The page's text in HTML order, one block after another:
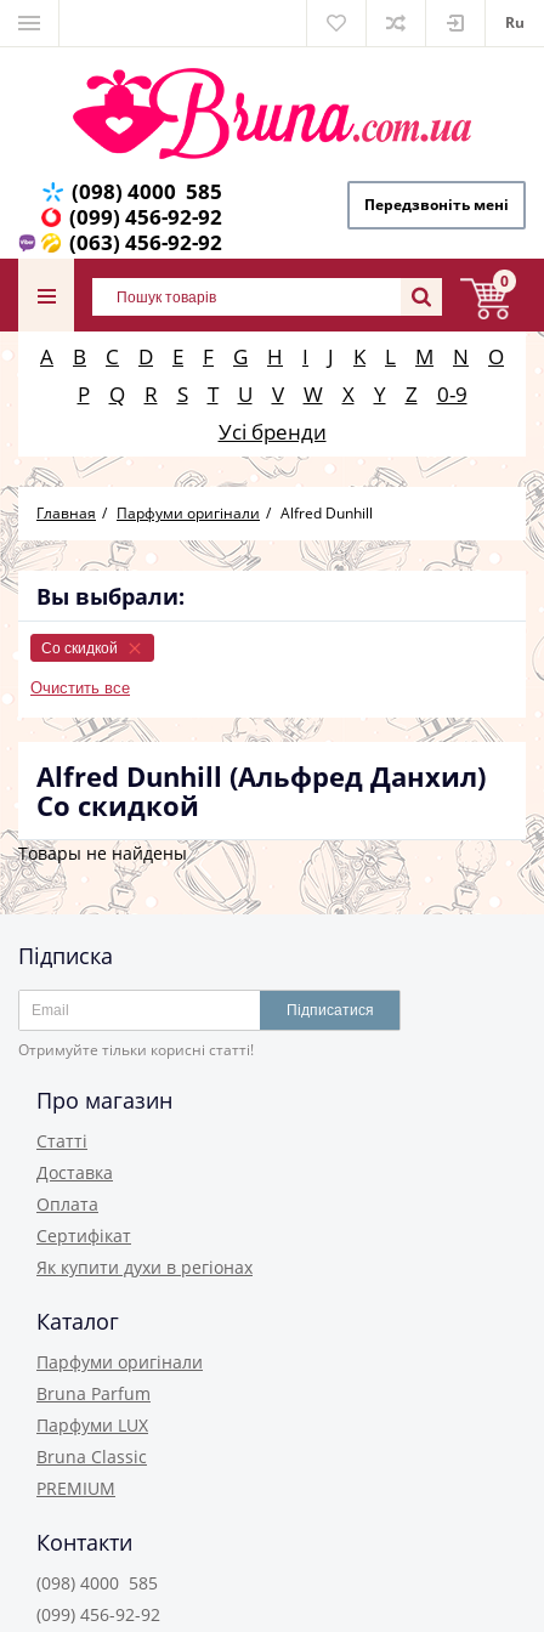
Ru
(098) 4000 585
(099) 456-92-92
(063) 456-92-92
Передзвоніть мені
0
A B C D E F G H I J K L M N
O
P
Q R S T U V W X Y Z
0-9
Усі бренди
Главная Парфуми оригінали Alfred Dunhill
Вы выбрали:
Со скидкой
Очистить все
Alfred Dunhill (Альфред Данхил)
Со скидкой
Товары не найдены
Підписка
Підписатися
Отримуйте тільки корисні статті!
Про магазин
Статті
Доставка
Оплата
Сертифікат
Як купити духи в регіонах
Каталог
Парфуми оригінали
Bruna Parfum
Парфуми LUX
Bruna Classic
PREMIUM
Контакти
(098) 4000 585
(099) 456-92-92